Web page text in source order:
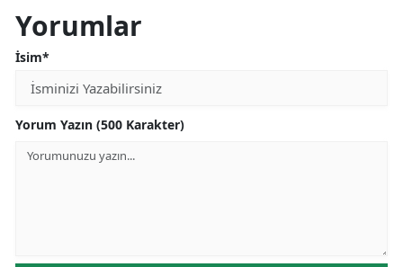
Yorumlar
İsim*
Yorum Yazın (500 Karakter)